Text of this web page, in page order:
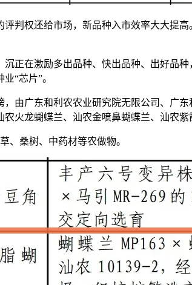
权还给市场，新品种入市效率大大提
在激励多出品种、快出品种、出好品
“芯片”。
广东和利农农业研究院无限公司、广
火龙蝴蝶兰、汕农金喷鼻蝴蝶兰、汕农紫
桑树、中药材等农做物。